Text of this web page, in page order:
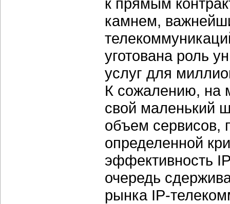
камнем,
уготована роль
услуг для
К сожалению, на
свой маленький
объем сервисов,
определенной
эффективность
очередь
рынка IP-